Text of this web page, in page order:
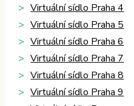
Virtuální sídlo Praha 4
Virtuální sídlo Praha 5
Virtuální sídlo Praha 6
Virtuální sídlo Praha 7
Virtuální sídlo Praha 8
Virtuální sídlo Praha 9